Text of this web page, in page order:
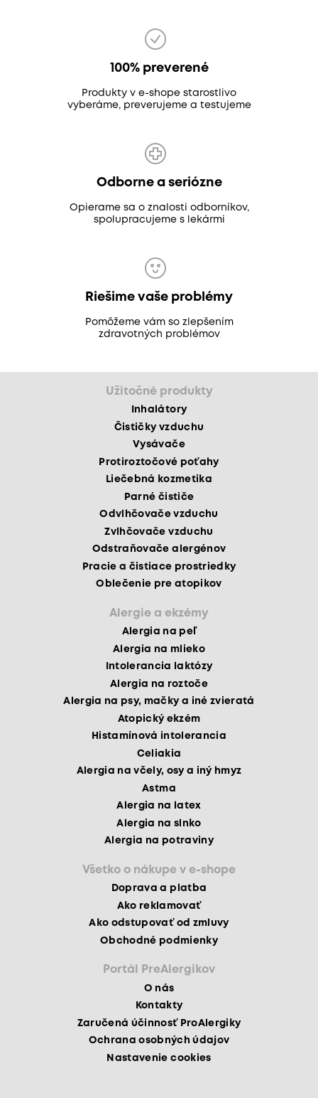
100% preverené
Produkty v e-shope starostlivo
vyberáme, preverujeme a testujeme
Odborne a seriózne
Opierame sa o znalosti odborníkov,
spolupracujeme s lekármi
Riešime vaše problémy
Pomôžeme vám so zlepšením
zdravotných problémov
Užitočné produkty
Inhalátory
Čističky vzduchu
Vysávače
Protiroztočové poťahy
Liečebná kozmetika
Parné čističe
Odvlhčovače vzduchu
Zvlhčovače vzduchu
Odstraňovače alergénov
Pracie a čistiace prostriedky
Oblečenie pre atopikov
Alergie a ekzémy
Alergia na peľ
Alergia na mlieko
Intolerancia laktózy
Alergia na roztoče
Alergia na psy, mačky a iné zvieratá
Atopický ekzém
Histamínová intolerancia
Celiakia
Alergia na včely, osy a iný hmyz
Astma
Alergia na latex
Alergia na slnko
Alergia na potraviny
Všetko o nákupe v e-shope
Doprava a platba
Ako reklamovať
Ako odstupovať od zmluvy
Obchodné podmienky
Portál PreAlergikov
O nás
Kontakty
Zaručená účinnosť ProAlergiky
Ochrana osobných údajov
Nastavenie cookies